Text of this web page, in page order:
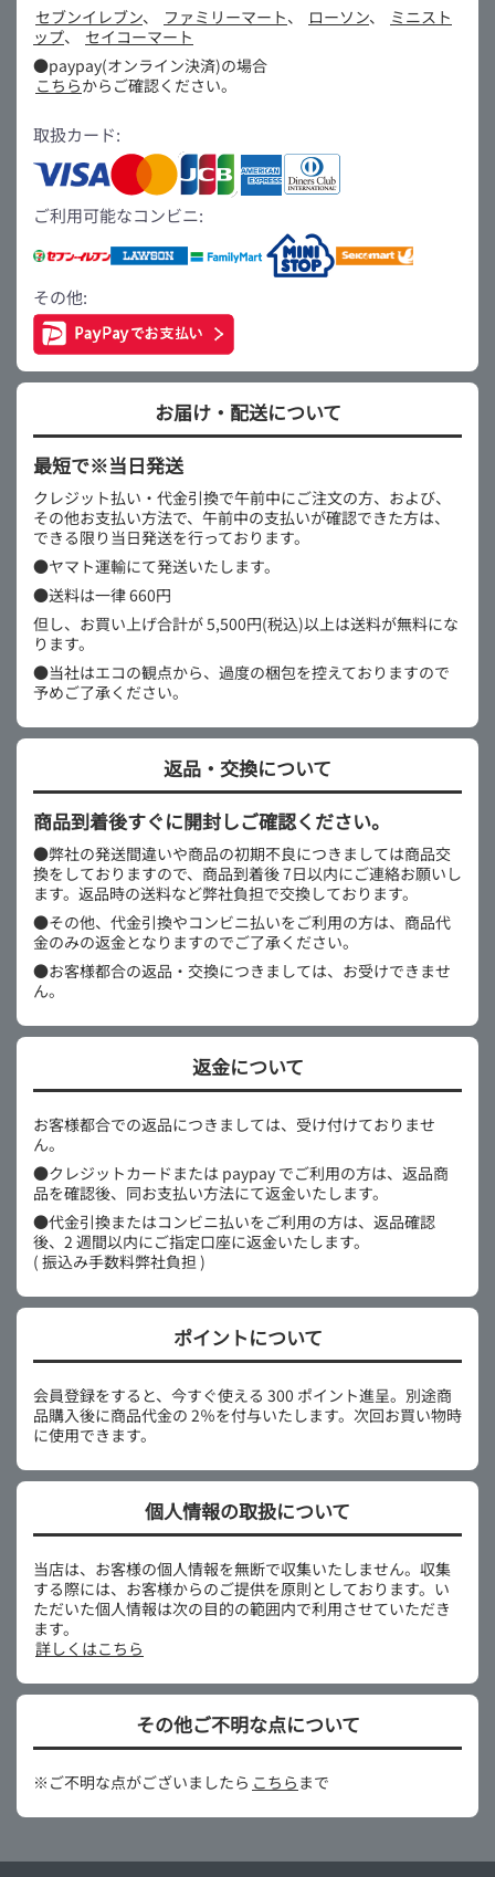
セブンイレブン、 ファミリーマート、 ローソン、
ミニスト
ップ、
セイコーマート
●paypay(オンライン決済)の場合
こちらからご確認ください。
取扱カード:
ご利用可能なコンビニ:
その他:
お届け・配送について
最短で※当日発送
クレジット払い・代金引換で午前中にご注文の方、および、
その他お支払い方法で、午前中の支払いが確認できた方は、
できる限り当日発送を行っております。
●ヤマト運輸にて発送いたします。
●送料は一律 660円
但し、お買い上げ合計が 5,500円(税込)以上は送料が無料にな
ります。
●当社はエコの観点から、過度の梱包を控えておりますので
予めご了承ください。
返品・交換について
商品到着後すぐに開封しご確認ください。
●弊社の発送間違いや商品の初期不良につきましては商品交
換をしておりますので、商品到着後 7日以内にご連絡お願いし
ます。返品時の送料など弊社負担で交換しております。
●その他、代金引換やコンビニ払いをご利用の方は、商品代
金のみの返金となりますのでご了承ください。
●お客様都合の返品・交換につきましては、お受けできませ
ん。
返金について
お客様都合での返品につきましては、受け付けておりませ
ん。
●クレジットカードまたは paypay でご利用の方は、返品商
品を確認後、同お支払い方法にて返金いたします。
●代金引換またはコンビニ払いをご利用の方は、返品確認
後、2 週間以内にご指定口座に返金いたします。
( 振込み手数料弊社負担 )
ポイントについて
会員登録をすると、今すぐ使える 300 ポイント進呈。別途商
品購入後に商品代金の 2％を付与いたします。次回お買い物時
に使用できます。
個人情報の取扱について
当店は、お客様の個人情報を無断で収集いたしません。収集
する際には、お客様からのご提供を原則としております。い
ただいた個人情報は次の目的の範囲内で利用させていただき
ます。
詳しくはこちら
その他ご不明な点について
※ご不明な点がございましたら こちら まで